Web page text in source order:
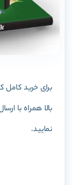
برای خرید
بالا همراه با
نمایید.